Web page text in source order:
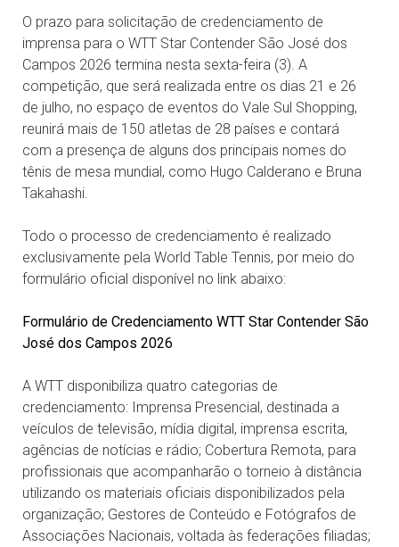
O prazo para solicitação de credenciamento de
imprensa para o WTT Star Contender São José dos
Campos 2026 termina nesta sexta-feira (3). A
competição, que será realizada entre os dias 21 e 26
de julho, no espaço de eventos do Vale Sul Shopping,
reunirá mais de 150 atletas de 28 países e contará
com a presença de alguns dos principais nomes do
tênis de mesa mundial, como Hugo Calderano e Bruna
Takahashi.
Todo o processo de credenciamento é realizado
exclusivamente pela World Table Tennis, por meio do
formulário oficial disponível no link abaixo:
Formulário de Credenciamento WTT Star Contender São
José dos Campos 2026
A WTT disponibiliza quatro categorias de
credenciamento: Imprensa Presencial, destinada a
veículos de televisão, mídia digital, imprensa escrita,
agências de notícias e rádio; Cobertura Remota, para
profissionais que acompanharão o torneio à distância
utilizando os materiais oficiais disponibilizados pela
organização; Gestores de Conteúdo e Fotógrafos de
Associações Nacionais, voltada às federações filiadas;